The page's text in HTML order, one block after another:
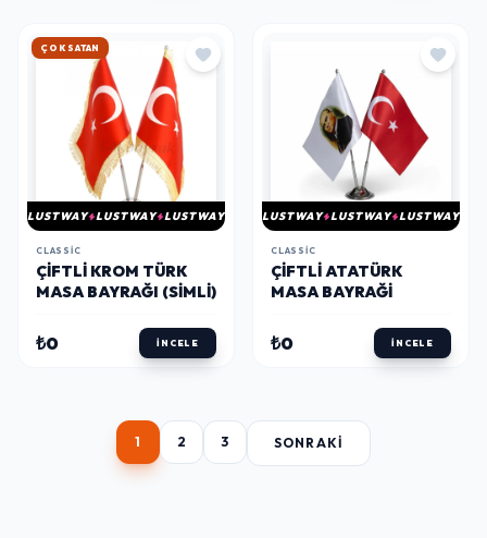
HIZLI KARGO
LUSTWAY LUSTWAY LUSTWAY
CLASSIC
ÇIFTLI KROM TÜRK
MASA BAYRAĞI (SİMLİ)
₺0 İNCELE
LUSTWAY LUSTWAY LUSTWAY
CLASSIC
ÇIFTLI ATATÜRK
MASA BAYRAĞI
₺0 İNCELE
1 2 3 SONRAKI